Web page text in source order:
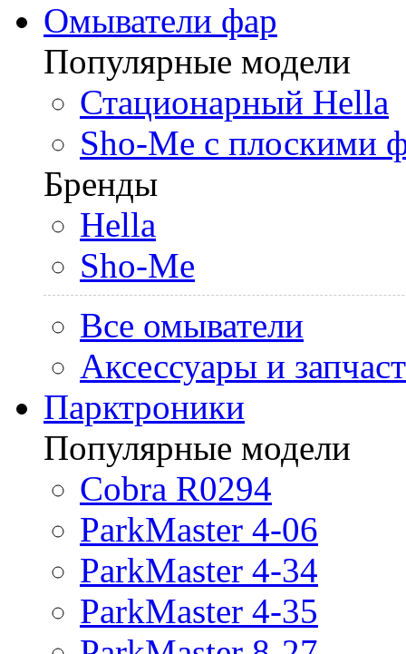
Омыватели фар
Популярные модели
Стационарный Hella
Sho-Me с плоскими
Бренды
Hella
Sho-Me
Все омыватели
Аксессуары и
Парктроники
Популярные модели
Cobra R0294
ParkMaster 4-06
ParkMaster 4-34
ParkMaster 4-35